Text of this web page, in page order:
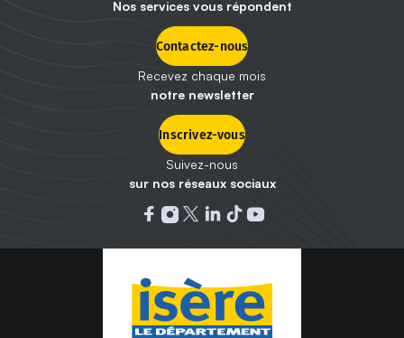
Nos services vous répondent
Contactez-nous
Recevez chaque mois
notre newsletter
Inscrivez-vous
Suivez-nous
sur nos réseaux sociaux